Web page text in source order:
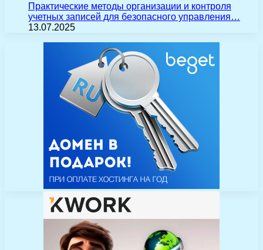
Практические методы организации и контроля
учетных записей для безопасного управления…
13.07.2025